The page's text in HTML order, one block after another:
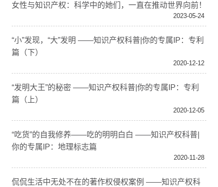
女性与知识产权：科学中的她们，一直在推动世界向前！
2023-05-24
“小”发现，“大”发明 ——知识产权科普|你的专属IP：专利
篇（下）
2020-12-12
“发明大王”的秘密 ——知识产权科普|你的专属IP：专利
篇（上）
2020-12-05
“吃货”的自我修养——吃的明明白白 ——知识产权科普|
你的专属IP：地理标志篇
2020-11-28
侃侃生活中无处不在的著作权侵权案例 ——知识产权科